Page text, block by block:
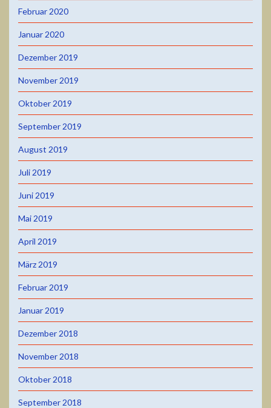
Februar 2020
Januar 2020
Dezember 2019
November 2019
Oktober 2019
September 2019
August 2019
Juli 2019
Juni 2019
Mai 2019
April 2019
März 2019
Februar 2019
Januar 2019
Dezember 2018
November 2018
Oktober 2018
September 2018